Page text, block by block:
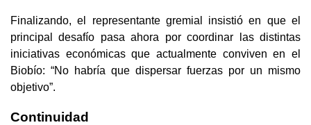
Finalizando, el representante gremial insistió en que el
principal desafío pasa ahora por coordinar las distintas
iniciativas económicas que actualmente conviven en el
Biobío: “No habría que dispersar fuerzas por un mismo
objetivo”.
Continuidad